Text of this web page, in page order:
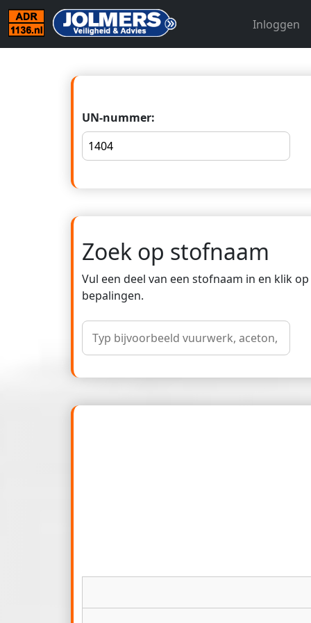
Inloggen
UN-nummer:
Zoek op stofnaam
Vul een deel van een stofnaam in en klik
bepalingen.